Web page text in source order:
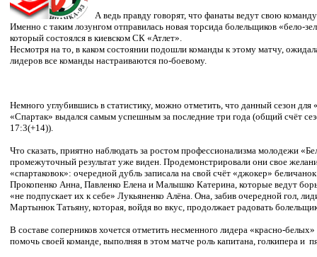
А ведь правду говорят, что фанаты ведут свою
Именно с таким лозунгом отправилась новая торсида болельщиков «бело-
который состоялся в киевском СК «Атлет».
Несмотря на то, в каком состоянии подошли команды к этому матчу,
лидеров все команды настраиваются по-боевому.
Немного углубившись в статистику, можно отметить, что данный сезон
«Спартак» выдался самым успешным за последние три года (общий счёт
17:3(+14)).
Что сказать, приятно наблюдать за ростом профессионализма молодежи
промежуточный результат уже виден. Продемонстрировали они свое
«спартаковок»: очередной дубль записала на свой счёт «джокер»
Прокопенко Анна, Павленко Елена и Малышко Катерина, которые ведут
«не подпускает их к себе» Лукьяненко Алёна. Она, забив очередной гол,
Мартынюк Татьяну, которая, войдя во вкус, продолжает радовать
В составе соперников хочется отметить несменного лидера «красно-
помочь своей команде, выполняя в этом матче роль капитана, голкипера и